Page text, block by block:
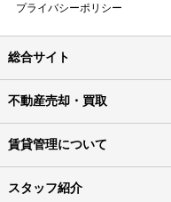
プライバシーポリシー
総合サイト
不動産売却・買取
賃貸管理について
スタッフ紹介